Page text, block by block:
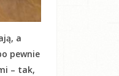
a
pewnie
– tak,